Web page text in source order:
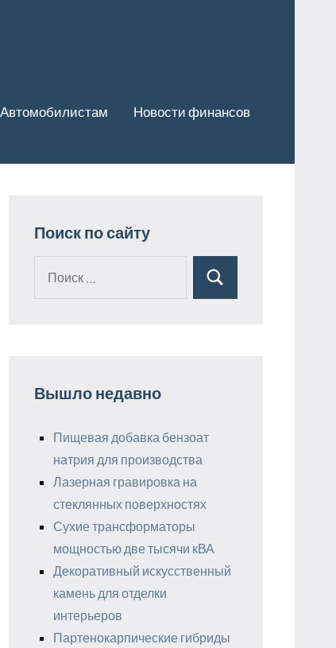
Автомобилистам Новости финансов
Поиск по сайту
Поиск
Вышло недавно
Пищевая добавка бензоат
натрия для производства
Лазерная гравировка на
стеклянных поверхностях
Сухие трансформаторы
мощностью две тысячи кВА
Декоративный искусственный
камень для отделки
интерьеров
Партенокарпические гибриды